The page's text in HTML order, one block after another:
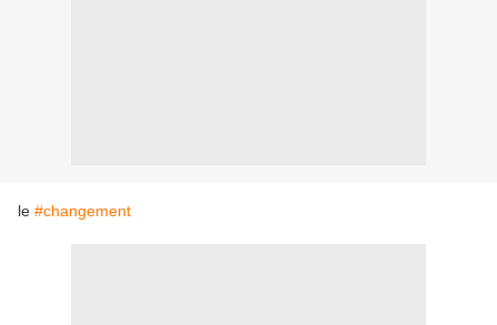
le #changement